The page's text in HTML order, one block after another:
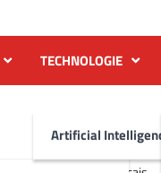
TECHNOLOGIE
Artificial English